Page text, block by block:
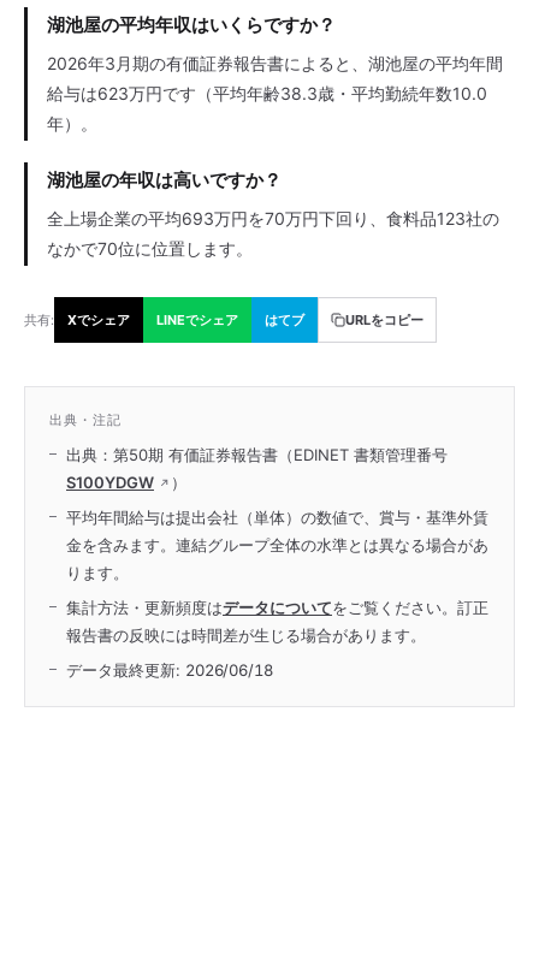
湖池屋の平均年収はいくらですか？
2026年3月期の有価証券報告書によると、湖池屋の平均年間
給与は623万円です（平均年齢38.3歳・平均勤続年数10.0
年）。
湖池屋の年収は高いですか？
全上場企業の平均693万円を70万円下回り、食料品123社の
なかで70位に位置します。
共有: Xでシェア LINEでシェア はてブ URLをコピー
出典・注記
出典：第50期 有価証券報告書（EDINET 書類管理番号
S100YDGW
）
平均年間給与は提出会社（単体）の数値で、賞与・基準外賃
金を含みます。連結グループ全体の水準とは異なる場合があ
ります。
集計方法・更新頻度はデータについてをご覧ください。訂正
報告書の反映には時間差が生じる場合があります。
データ最終更新: 2026/06/18